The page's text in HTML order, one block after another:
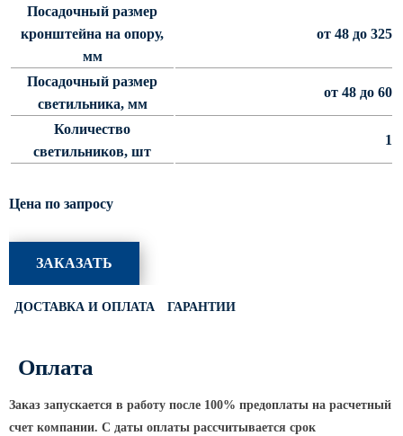
Светофорные опоры
ОСФГ Светофорные граненые
стойки
ОГСГ Опоры граненые
ОСФК Светофорные стойки
Опоры контактной сети
ТФГ Опора для контактной сети
фланцевая граненая
Посадочный размер
кронштейна на опору,
мм
от 48 до 325
Посадочный размер
светильника, мм
от 48 до 60
Количество
светильников, шт
1
Цена по запросу
ЗАКАЗАТЬ
ДОСТАВКА И ОПЛАТА ГАРАНТИИ
Оплата
Заказ запускается в работу после 100% предоплаты на расчетный
счет компании. С даты оплаты рассчитывается срок